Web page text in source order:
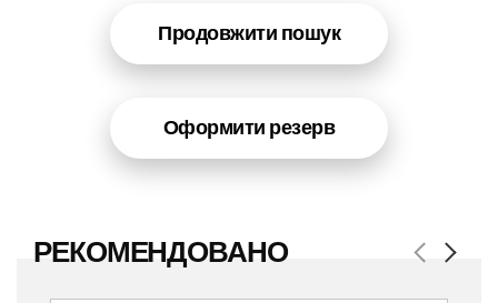
Продовжити пошук
Оформити резерв
РЕКОМЕНДОВАНО Previous
Next